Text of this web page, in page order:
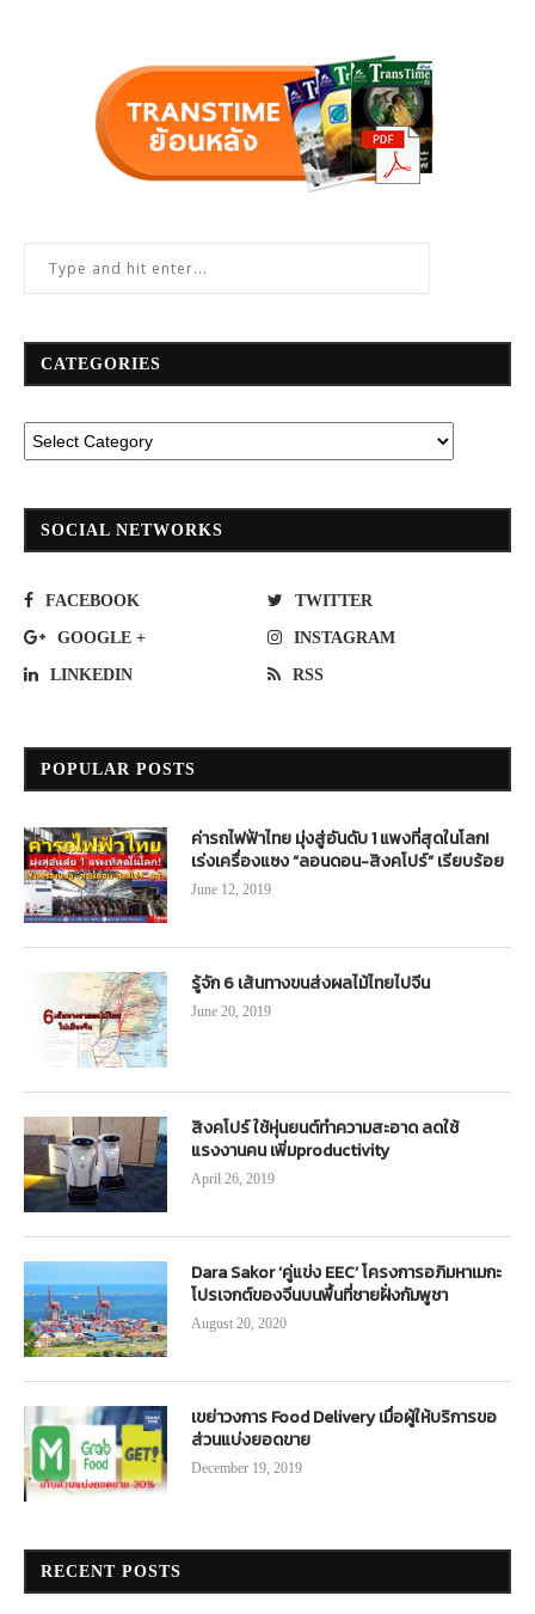
CATEGORIES
SOCIAL NETWORKS
FACEBOOK TWITTER
GOOGLE + INSTAGRAM
LINKEDIN RSS
POPULAR POSTS
ค่ารถไฟฟ้าไทย มุ่งสู่อันดับ 1 แพงที่สุดในโลก!
เร่งเครื่องแซง “ลอนดอน-สิงคโปร์” เรียบร้อย
June 12, 2019
รู้จัก 6 เส้นทางขนส่งผลไม้ไทยไปจีน
June 20, 2019
สิงคโปร์ ใช้หุ่นยนต์ทำความสะอาด ลดใช้
แรงงานคน เพิ่มproductivity
April 26, 2019
Dara Sakor ‘คู่แข่ง EEC’ โครงการอภิมหาเมกะ
โปรเจกต์ของจีนบนพื้นที่ชายฝั่งกัมพูชา
August 20, 2020
เขย่าวงการ Food Delivery เมื่อผู้ให้บริการขอ
ส่วนแบ่งยอดขาย
December 19, 2019
RECENT POSTS